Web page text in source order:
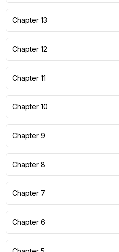
Chapter 13
Chapter 12
Chapter 11
Chapter 10
Chapter 9
Chapter 8
Chapter 7
Chapter 6